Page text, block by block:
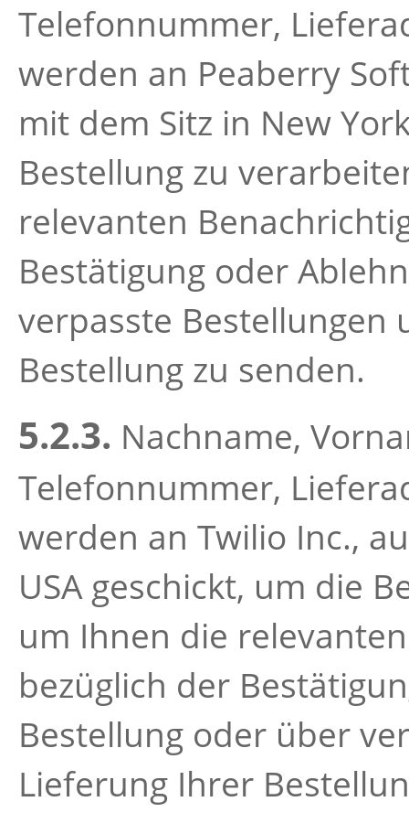
Telefonnummer,
werden an Peaberry
mit dem Sitz in New
Bestellung zu
relevanten
Bestätigung oder
verpasste Bestellungen
Bestellung zu senden.
5.2.3. Nachname,
Telefonnummer,
werden an Twilio Inc.,
USA geschickt, um die
um Ihnen die
bezüglich der
Bestellung oder über
Lieferung Ihrer